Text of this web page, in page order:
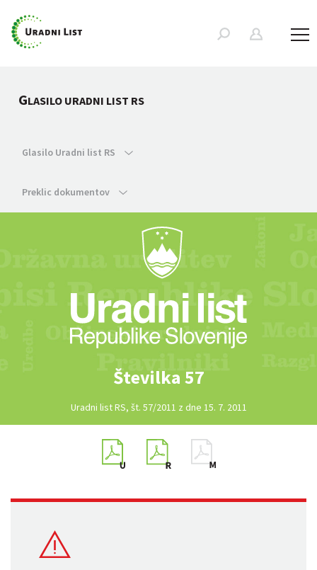
GLASILO URADNI LIST RS
Glasilo Uradni list RS
Preklic dokumentov
Številka 57
Uradni list RS, št. 57/2011 z dne 15. 7. 2011